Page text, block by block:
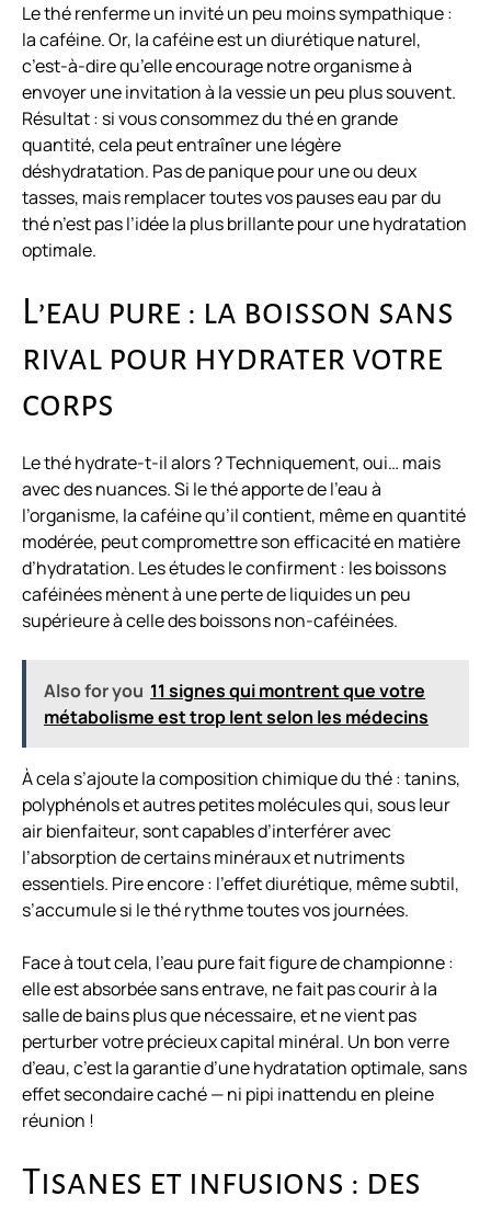
Le thé renferme un invité un peu moins sympathique :
la caféine. Or, la caféine est un diurétique naturel,
c’est-à-dire qu’elle encourage notre organisme à
envoyer une invitation à la vessie un peu plus souvent.
Résultat : si vous consommez du thé en grande
quantité, cela peut entraîner une légère
déshydratation. Pas de panique pour une ou deux
tasses, mais remplacer toutes vos pauses eau par du
thé n’est pas l’idée la plus brillante pour une hydratation
optimale.
L’eau pure : la boisson sans
rival pour hydrater votre
corps
Le thé hydrate-t-il alors ? Techniquement, oui… mais
avec des nuances. Si le thé apporte de l’eau à
l’organisme, la caféine qu’il contient, même en quantité
modérée, peut compromettre son efficacité en matière
d’hydratation. Les études le confirment : les boissons
caféinées mènent à une perte de liquides un peu
supérieure à celle des boissons non-caféinées.
Also for you 11 signes qui montrent que votre
métabolisme est trop lent selon les médecins
À cela s’ajoute la composition chimique du thé : tanins,
polyphénols et autres petites molécules qui, sous leur
air bienfaiteur, sont capables d’interférer avec
l’absorption de certains minéraux et nutriments
essentiels. Pire encore : l’effet diurétique, même subtil,
s’accumule si le thé rythme toutes vos journées.
Face à tout cela, l’eau pure fait figure de championne :
elle est absorbée sans entrave, ne fait pas courir à la
salle de bains plus que nécessaire, et ne vient pas
perturber votre précieux capital minéral. Un bon verre
d’eau, c’est la garantie d’une hydratation optimale, sans
effet secondaire caché — ni pipi inattendu en pleine
réunion !
Tisanes et infusions : des